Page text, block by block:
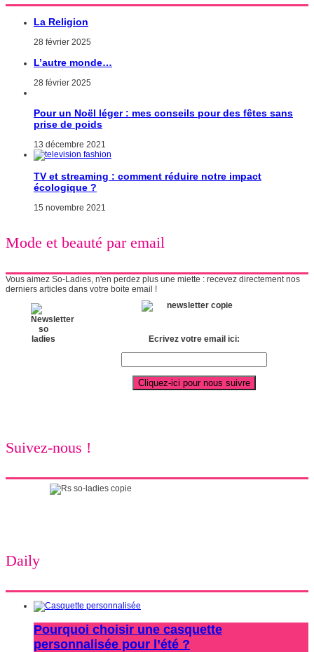
La Religion
28 février 2025
L’autre monde…
28 février 2025
Pour un Noël léger : mes conseils pour des fêtes sans
prise de poids
13 décembre 2021
TV et streaming : comment réduire notre impact
écologique ?
15 novembre 2021
Mode et beauté par email
Vous aimez So-Ladies, n'en perdez plus une miette : recevez directement nos
derniers articles dans votre boite email !
Ecrivez votre email ici:
Suivez-nous !
Daily
Pourquoi choisir une casquette
personnalisée pour l’été ?